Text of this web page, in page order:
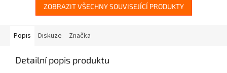
ZOBRAZIT VŠECHNY SOUVISEJÍCÍ PRODUKTY
Popis Diskuze Značka
Detailní popis produktu